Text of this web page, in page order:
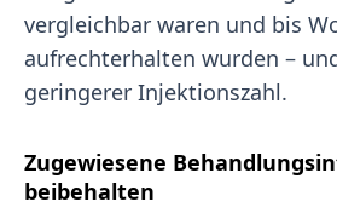
vergleichbar waren und bis
aufrechterhalten wurden –
geringerer Injektionszahl.
Zugewiesene
beibehalten